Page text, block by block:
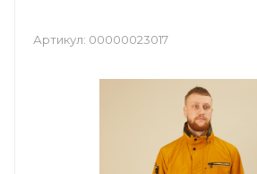
Артикул: 00000023017